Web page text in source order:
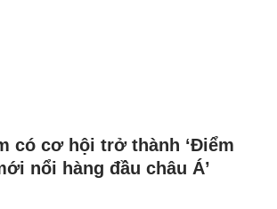
có cơ hội trở thành ‘Điểm
nổi hàng đầu châu Á’